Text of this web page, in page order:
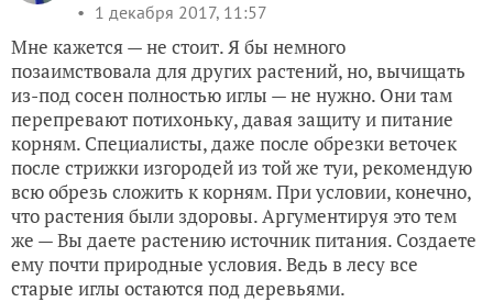
1 декабря 2017, 11:57
Мне кажется — не стоит. Я бы немного
позаимствовала для других растений, но, вычищать
из-под сосен полностью иглы — не нужно. Они там
перепревают потихоньку, давая защиту и питание
корням. Специалисты, даже после обрезки веточек
после стрижки изгородей из той же туи, рекомендую
всю обрезь сложить к корням. При условии, конечно,
что растения были здоровы. Аргументируя это тем
же — Вы даете растению источник питания. Создаете
ему почти природные условия. Ведь в лесу все
старые иглы остаются под деревьями.